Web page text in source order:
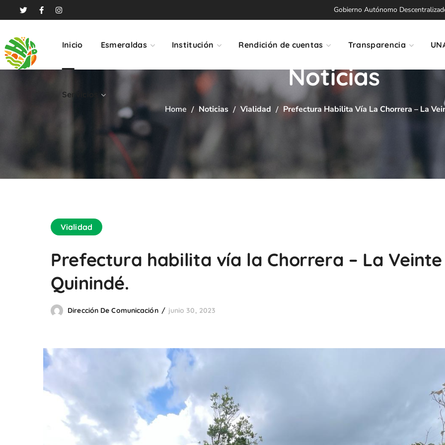
Gobierno Autónomo
Inicio Esmeraldas Institución Rendición de cuentas Transparencia
Servicios
Noticias
Home Noticias Vialidad Prefectura Habilita Vía La Chorrera – La
Vialidad
Prefectura habilita vía la Chorrera – La
Quinindé.
Dirección De Comunicación junio 30, 2023